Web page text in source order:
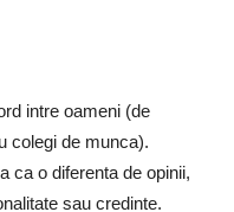
intre oameni (de
colegi de munca).
ca o diferenta de opinii,
sau credinte.